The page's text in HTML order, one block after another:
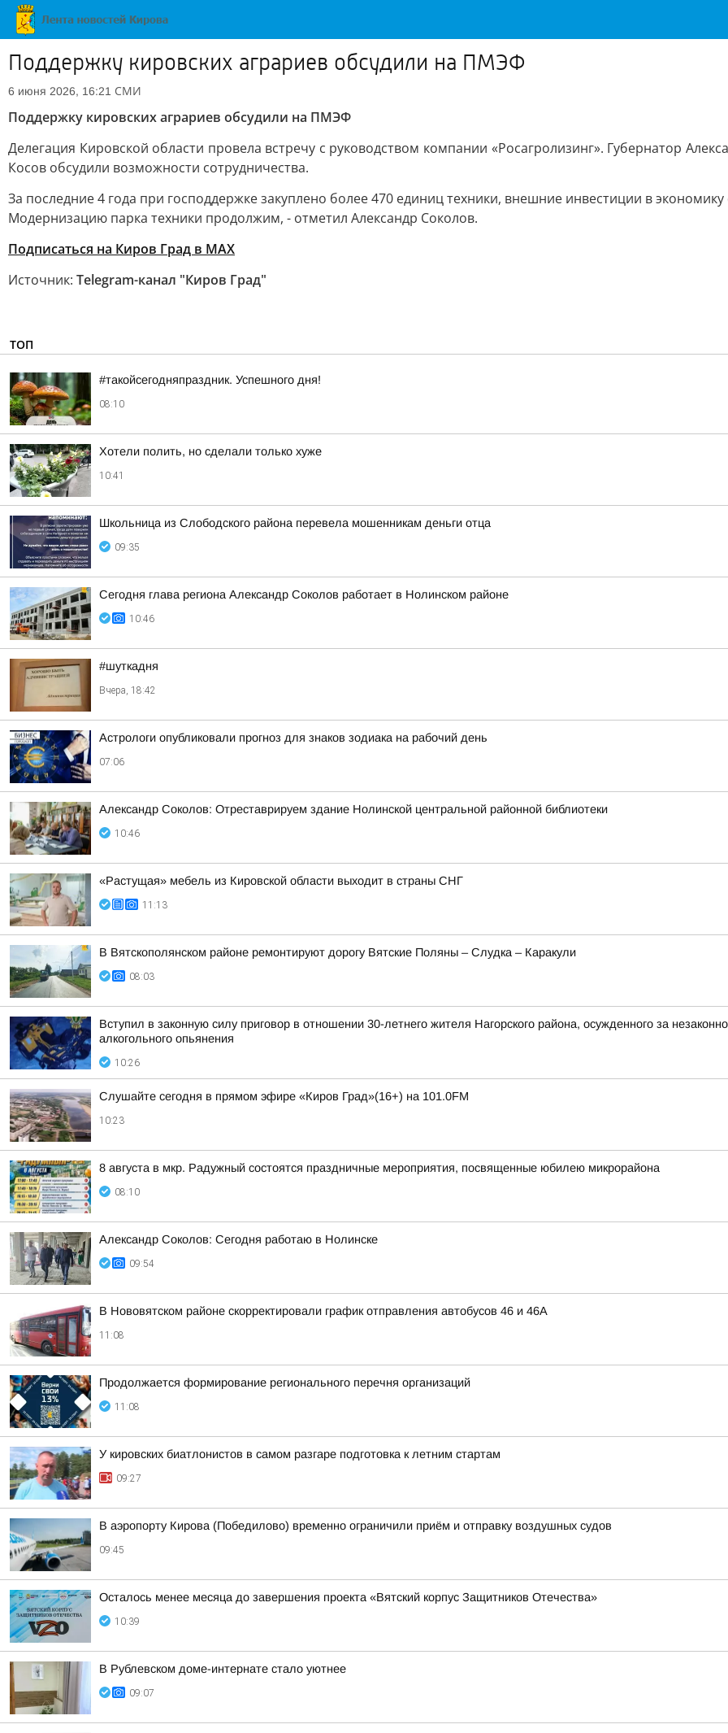
Поддержку кировских аграриев обсудили на ПМЭФ
6 июня 2026, 16:21 СМИ
Поддержку кировских аграриев обсудили на ПМЭФ
Делегация Кировской области провела встречу с руководством компании «Росагролизинг». Губернатор
Косов обсудили возможности сотрудничества.
За последние 4 года при господдержке закуплено более 470 единиц техники, внешние инвестиции в
Модернизацию парка техники продолжим, - отметил Александр Соколов.
Подписаться на Киров Град в МАХ
Источник: Telegram-канал "Киров Град"
ТОП
#такойсегодняпраздник. Успешного дня!
08:10
Хотели полить, но сделали только хуже
10:41
Школьница из Слободского района перевела мошенникам деньги отца
09:35
Сегодня глава региона Александр Соколов работает в Нолинском районе
10:46
#шуткадня
Вчера, 18:42
Астрологи опубликовали прогноз для знаков зодиака на рабочий день
07:06
Александр Соколов: Отреставрируем здание Нолинской центральной районной библиотеки
10:46
«Растущая» мебель из Кировской области выходит в страны СНГ
11:13
В Вятскополянском районе ремонтируют дорогу Вятские Поляны – Слудка – Каракули
08:03
Вступил в законную силу приговор в отношении 30-летнего жителя Нагорского района, осужденного за
алкогольного опьянения
10:26
Слушайте сегодня в прямом эфире «Киров Град»(16+) на 101.0FM
10:23
8 августа в мкр. Радужный состоятся праздничные мероприятия, посвященные юбилею микрорайона
08:10
Александр Соколов: Сегодня работаю в Нолинске
09:54
В Нововятском районе скорректировали график отправления автобусов 46 и 46А
11:08
Продолжается формирование регионального перечня организаций
11:08
У кировских биатлонистов в самом разгаре подготовка к летним стартам
09:27
В аэропорту Кирова (Победилово) временно ограничили приём и отправку воздушных судов
09:45
Осталось менее месяца до завершения проекта «Вятский корпус Защитников Отечества»
10:39
В Рублевском доме-интернате стало уютнее
09:07